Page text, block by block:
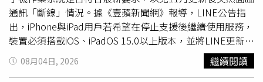
助企劃，卻都慘遇落選命運，讓她苦笑說：「這真的是我人
生活到這個歲數遇到最大的挫折了！」有趣的是，去年得知
再度落選政府音樂輔助名單的林理惠忍不住跑去跟老公訴
苦，沒想到謝明諺竟開玩笑地對她說：「如果真的需要錢就
去 OnlyFans 開帳號
，這樣很快就可以賺到錢做專輯！」讓
通訊「斷線」情況。據《壹蘋新聞網》報導，LINE公告指
出，iPhone與iPad用戶若希望在停止支援後繼續使用服務，
裝置必須搭載iOS、iPadOS 15.0以上版本，並將LINE更新至
14.6.3以上版本；Android手機用戶則需使用Android 8.0以
上系統，同時LINE版本須達到14.4.6以上。LINE表示，若
08月04日, 2026 繼續閱讀